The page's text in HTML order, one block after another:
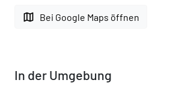
map Bei Google Maps öffnen
In der Umgebung